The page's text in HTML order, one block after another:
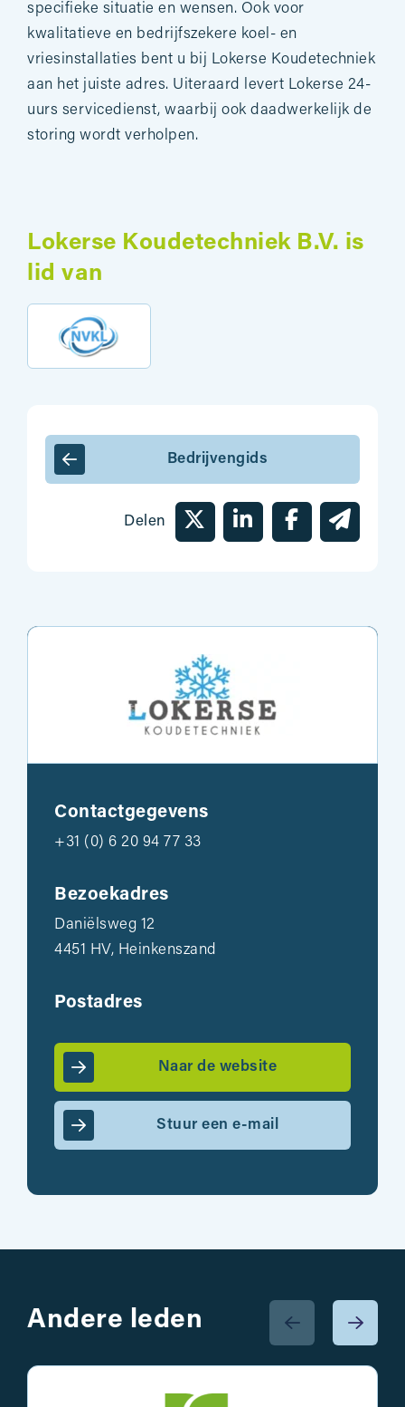
specifieke situatie en wensen. Ook voor
kwalitatieve en bedrijfszekere koel- en
vriesinstallaties bent u bij Lokerse Koudetechniek
aan het juiste adres. Uiteraard levert Lokerse 24-
uurs servicedienst, waarbij ook daadwerkelijk de
storing wordt verholpen.
Lokerse Koudetechniek B.V. is
lid van
Bedrijvengids
Delen
Contactgegevens
+31 (0) 6 20 94 77 33
Bezoekadres
Daniëlsweg 12
4451 HV, Heinkenszand
Postadres
Naar de website
Stuur een e-mail
Andere leden